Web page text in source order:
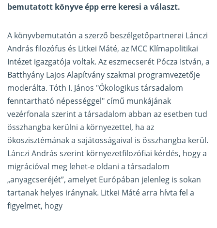
bemutatott könyve épp erre keresi a választ.
A könyvbemutatón a szerző beszélgetőpartnerei Lánczi
András filozófus és Litkei Máté, az MCC Klímapolitikai
Intézet igazgatója voltak. Az eszmecserét Pócza István, a
Batthyány Lajos Alapítvány szakmai programvezetője
moderálta. Tóth I. János "Ökologikus társadalom
fenntartható népességgel" című munkájának
vezérfonala szerint a társadalom abban az esetben tud
összhangba kerülni a környezettel, ha az
ökoszisztémának a sajátosságaival is összhangba kerül.
Lánczi András szerint környezetfilozófiai kérdés, hogy a
migrációval meg lehet-e oldani a társadalom
„anyagcseréjét”, amelyet Európában jelenleg is sokan
tartanak helyes iránynak. Litkei Máté arra hívta fel a
figyelmet, hogy